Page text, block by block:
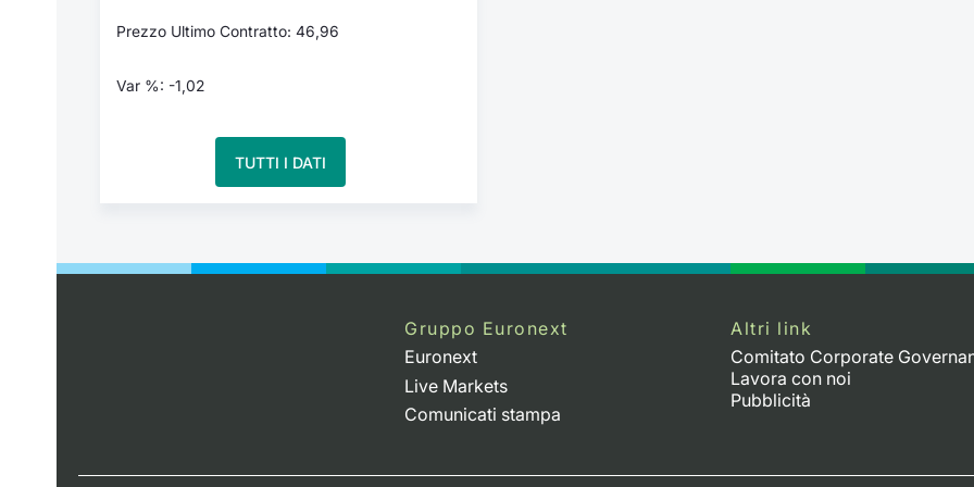
Prezzo Ultimo Contratto: 46,96
Var %: -1,02
TUTTI I DATI
Gruppo Euronext
Euronext
Live Markets
Comunicati stampa
Altri link
Comitato Corporate
Lavora con noi
Pubblicità